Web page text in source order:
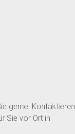
gerne! Kontaktieren
Sie vor Ort in